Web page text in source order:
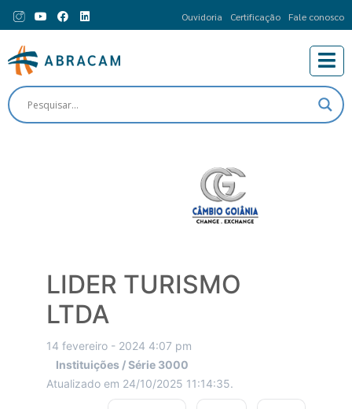
Ouvidoria Certificação Fale conosco
LIDER TURISMO
LTDA
14 fevereiro - 2024 4:07 pm
Instituições / Série 3000
Atualizado em 24/10/2025 11:14:35.